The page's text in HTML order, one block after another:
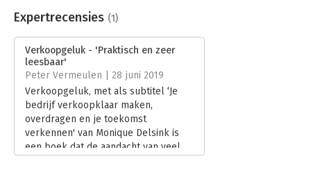
Uitgever:
Kletskoppen Marketing
Verschijningsdatum:
21-5-2019
Hoofdrubriek: Ondernemen
Expertrecensies (1)
Verkoopgeluk - 'Praktisch en zeer
leesbaar'
Peter Vermeulen | 28 juni 2019
Verkoopgeluk, met als subtitel ‘Je
bedrijf verkoopklaar maken,
overdragen en je toekomst
verkennen' van Monique Delsink is
een boek dat de aandacht van veel